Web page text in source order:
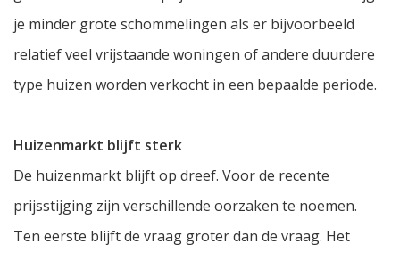
je minder grote schommelingen als er bijvoorbeeld
relatief veel vrijstaande woningen of andere duurdere
type huizen worden verkocht in een bepaalde periode.
Huizenmarkt blijft sterk
De huizenmarkt blijft op dreef. Voor de recente
prijsstijging zijn verschillende oorzaken te noemen.
Ten eerste blijft de vraag groter dan de vraag. Het